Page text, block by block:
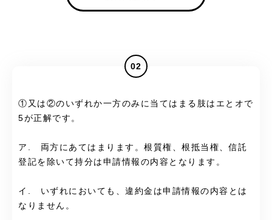
02
①又は②のいずれか一方のみに当てはまる肢はエとオで
5が正解です。
ア. 両方にあてはまります。根質権、根抵当権、信託
登記を除いて持分は申請情報の内容となります。
イ. いずれにおいても、違約金は申請情報の内容とは
なりません。